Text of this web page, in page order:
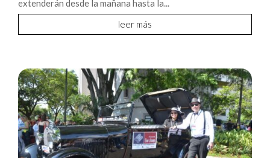
extenderán desde la mañana hasta la...
leer más